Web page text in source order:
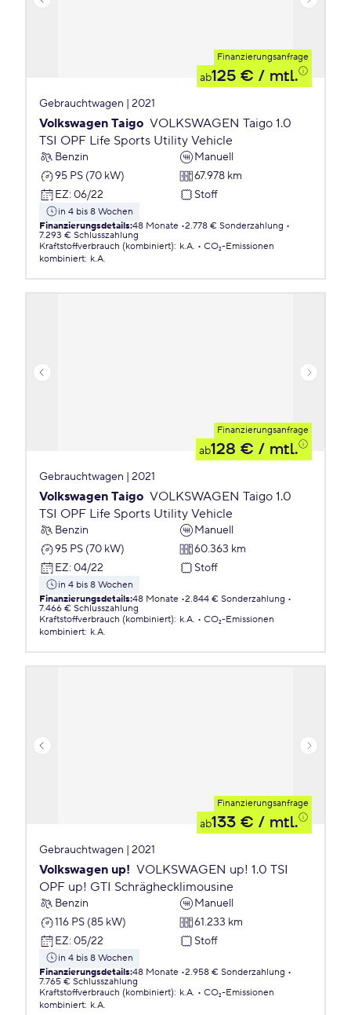
Finanzierungsanfrage
ab125 € / mtl.
Gebrauchtwagen | 2021
Volkswagen Taigo VOLKSWAGEN Taigo 1.0
TSI OPF Life Sports Utility Vehicle
Benzin
Manuell
95 PS (70 kW)
67.978 km
EZ: 06/22 Stoff
in 4 bis 8 Wochen
Finanzierungsdetails:48 Monate 2.778 € Sonderzahlung
7.293 € Schlusszahlung
Kraftstoffverbrauch (kombiniert): k.A.
CO₂-Emissionen
kombiniert: k.A.
Finanzierungsanfrage
ab128 € / mtl.
Gebrauchtwagen | 2021
Volkswagen Taigo VOLKSWAGEN Taigo 1.0
TSI OPF Life Sports Utility Vehicle
Benzin
Manuell
95 PS (70 kW)
60.363 km
EZ: 04/22 Stoff
in 4 bis 8 Wochen
Finanzierungsdetails:48 Monate 2.844 € Sonderzahlung
7.466 € Schlusszahlung
Kraftstoffverbrauch (kombiniert): k.A.
CO₂-Emissionen
kombiniert: k.A.
Finanzierungsanfrage
ab133 € / mtl.
Gebrauchtwagen | 2021
Volkswagen up! VOLKSWAGEN up! 1.0 TSI
OPF up! GTI Schräghecklimousine
Benzin
Manuell
116 PS (85 kW)
61.233 km
EZ: 05/22 Stoff
in 4 bis 8 Wochen
Finanzierungsdetails:48 Monate 2.958 € Sonderzahlung
7.765 € Schlusszahlung
Kraftstoffverbrauch (kombiniert): k.A.
CO₂-Emissionen
kombiniert: k.A.